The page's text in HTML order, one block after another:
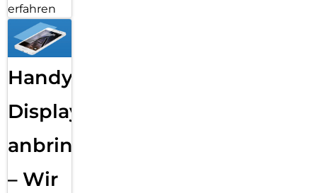
erfahren
Handy
Displayfolie
anbringen
– Wir